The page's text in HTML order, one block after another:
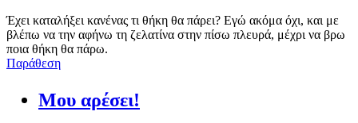
Έχει καταλήξει κανένας τι θήκη θα πάρει? Εγώ ακόμα όχι, και με
βλέπω να την αφήνω τη ζελατίνα στην πίσω πλευρά, μέχρι να βρω
ποια θήκη θα πάρω.
Παράθεση
Μου αρέσει!